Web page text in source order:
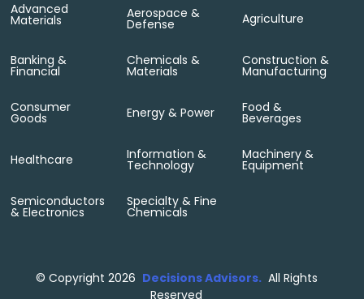
Advanced
Materials Aerospace &
Defense Agriculture
Banking &
Financial
Chemicals &
Materials
Construction &
Manufacturing
Consumer
Goods Energy & Power Food &
Beverages
Healthcare Information &
Technology
Machinery &
Equipment
Semiconductors
& Electronics
Specialty & Fine
Chemicals
© Copyright 2026 Decisions Advisors. All Rights
Reserved